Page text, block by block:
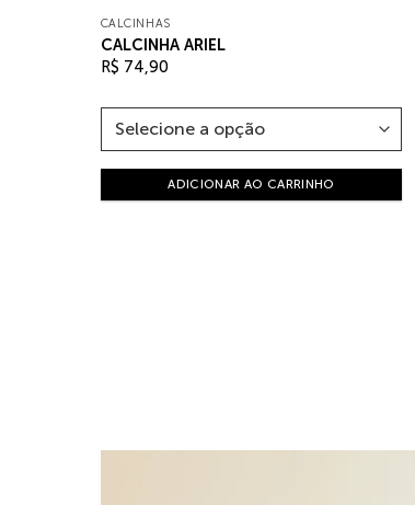
CALCINHAS
CALCINHA ARIEL
R$ 74,90
ADICIONAR AO CARRINHO